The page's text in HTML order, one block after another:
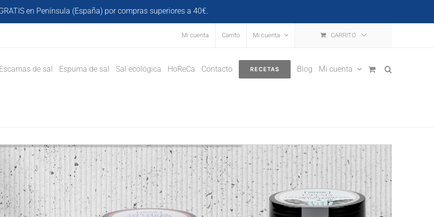
en Península (España) por compras superiores a 40€.
Mi cuenta Carrito Mi cuenta CARRITO
Escamas de sal Espuma de sal Sal ecológica HoReCa Contacto RECETAS Blog Mi cuenta